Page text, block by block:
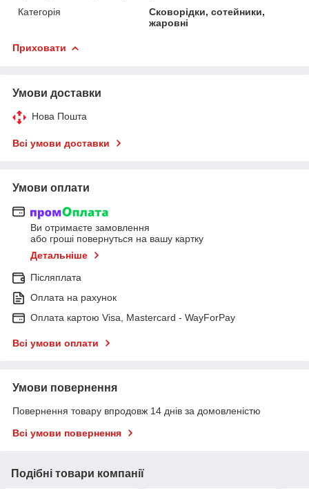
Категорія
Сковорідки, сотейники,
жаровні
Приховати
Умови доставки
Нова Пошта
Всі умови доставки
Умови оплати
Ви отримаєте замовлення
або гроші повернуться на вашу картку
Детальніше
Післяплата
Оплата на рахунок
Оплата картою Visa, Mastercard - WayForPay
Всі умови оплати
Умови повернення
Повернення товару впродовж 14 днів за домовленістю
Всі умови повернення
Подібні товари компанії